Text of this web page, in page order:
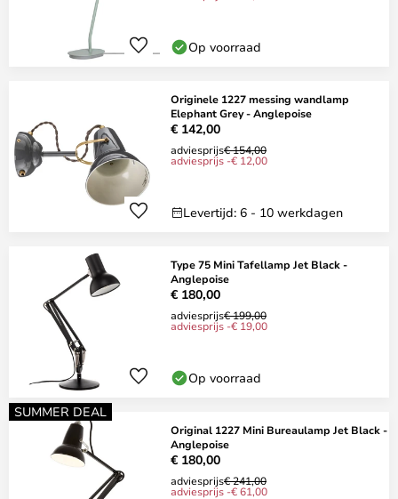
Op voorraad
Originele 1227 messing wandlamp
Elephant Grey - Anglepoise
€ 142,00
adviesprijs€ 154,00
adviesprijs -€ 12,00
Levertijd: 6 - 10 werkdagen
Type 75 Mini Tafellamp Jet Black -
Anglepoise
€ 180,00
adviesprijs€ 199,00
adviesprijs -€ 19,00
Op voorraad
SUMMER DEAL
Original 1227 Mini Bureaulamp Jet Black -
Anglepoise
€ 180,00
adviesprijs€ 241,00
adviesprijs -€ 61,00